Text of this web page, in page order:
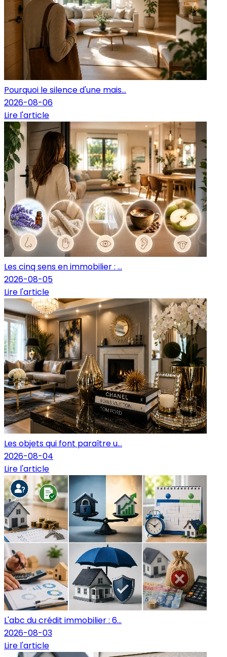
Pourquoi le silence d'une mais...
2026-08-06
Lire l'article
Les cinq sens en immobilier : ...
2026-08-05
Lire l'article
Les objets qui font paraître u...
2026-08-04
Lire l'article
L'abc du crédit immobilier : 6...
2026-08-03
Lire l'article